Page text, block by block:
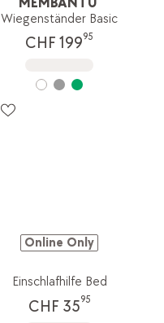
Wiegenständer Basic
CHF 19995
Online Only
Einschlafhilfe Bed
CHF 3595